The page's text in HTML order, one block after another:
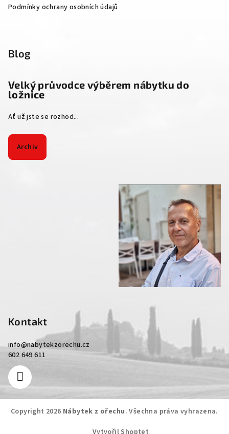
Podmínky ochrany osobních údajů
Blog
Velký průvodce výběrem nábytku do
ložnice
Ať už jste se rozhod...
Archiv
Kontakt
info@nabytekzorechu.cz
602 649 611
Copyright 2026 Nábytek z ořechu. Všechna práva vyhrazena.
Vytvořil Shoptet